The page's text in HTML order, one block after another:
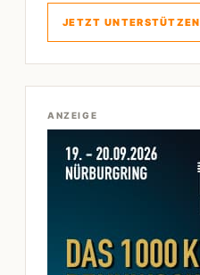
JETZT UNTERSTÜTZEN
ANZEIGE